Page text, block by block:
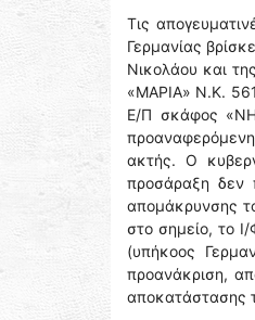
Τις
Γερμανίας
Νικολάου και
«ΜΑΡΙΑ» Ν.Κ.
Ε/Π σκάφος
ακτής. Ο
προσάραξη δεν
απομάκρυνσης
στο σημείο, το
(υπήκοος
προανάκριση,
αποκατάστασης